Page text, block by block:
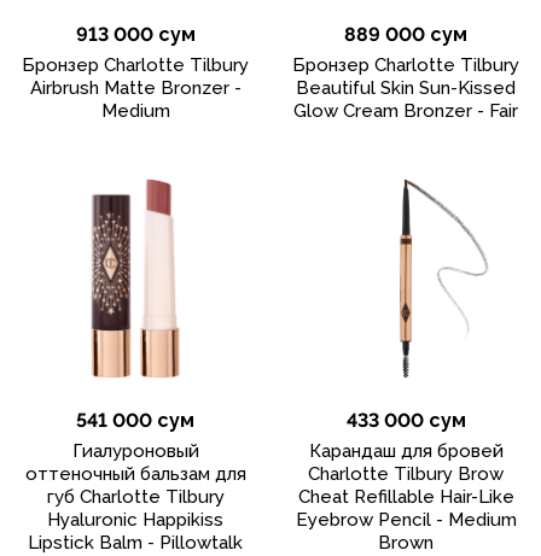
913 000 сум
Бронзер Charlotte Tilbury
Airbrush Matte Bronzer -
Medium
889 000 сум
Бронзер Charlotte Tilbury
Beautiful Skin Sun-Kissed
Glow Cream Bronzer - Fair
541 000 сум
Гиалуроновый
оттеночный бальзам для
губ Charlotte Tilbury
Hyaluronic Happikiss
Lipstick Balm - Pillowtalk
433 000 сум
Карандаш для бровей
Charlotte Tilbury Brow
Cheat Refillable Hair-Like
Eyebrow Pencil - Medium
Brown